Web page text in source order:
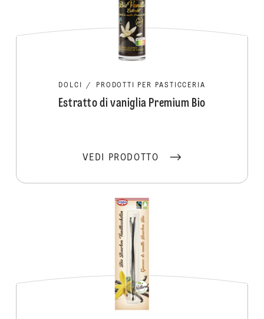
DOLCI / PRODOTTI PER PASTICCERIA
Estratto di vaniglia Premium Bio
VEDI PRODOTTO